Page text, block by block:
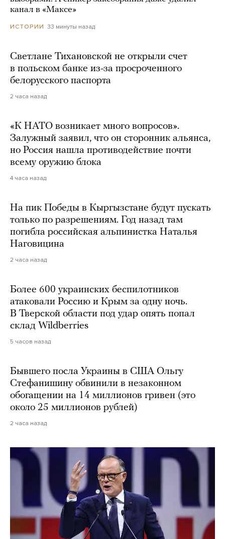
канал в «Максе»
ИСТОРИИ 33 минуты назад
Светлане Тихановской не открыли счет
в польском банке из-за просроченного
белорусского паспорта
2 часа назад
«К НАТО возникает много вопросов».
Залужный заявил, что он сторонник альянса,
но Россия нашла противодействие почти
всему оружию блока
4 часа назад
На пик Победы в Кыргызстане будут пускать
только по разрешениям. Год назад там
погибла российская альпинистка Наталья
Наговицина
2 часа назад
Более 600 украинских беспилотников
атаковали Россию и Крым за одну ночь.
В Тверской области под удар опять попал
склад Wildberries
5 часов назад
Бывшего посла Украины в США Ольгу
Стефанишину обвинили в незаконном
обогащении на 14 миллионов гривен (это
около 25 миллионов рублей)
2 часа назад